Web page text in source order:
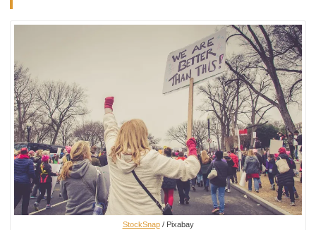
StockSnap/ Pixabay